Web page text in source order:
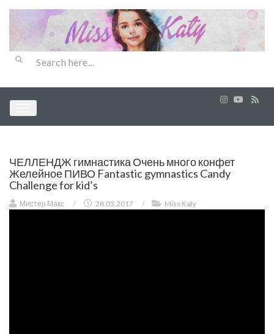
ЧЕЛЛЕНДЖ гимнастика Очень много конфет
Желейное ПИВО Fantastic gymnastics Candy
Challenge for kid’s
Мистер Макс / 28.03.2017 / Miss Katy